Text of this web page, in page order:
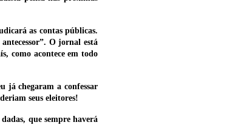
as contas públicas.
O jornal está
como acontece em todo
já chegaram a confessar
seus eleitores!
que sempre haverá